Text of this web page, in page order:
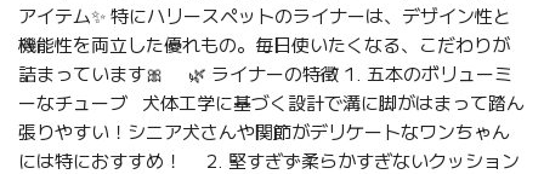
アイテム✨ 特にハリースペットのライナーは、デザイン性と
機能性を両立した優れもの。毎日使いたくなる、こだわりが
詰まっています🎀 🌿 ライナーの特徴 1. 五本のボリューミ
ーなチューブ 犬体工学に基づく設計で溝に脚がはまって踏ん
張りやすい！シニア犬さんや関節がデリケートなワンちゃん
には特におすすめ！ 2. 堅すぎず柔らかすぎないクッション